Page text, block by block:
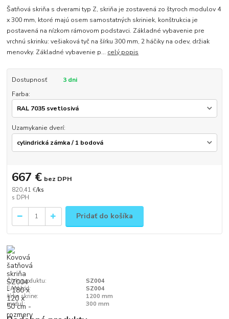
Šatňová skriňa s dverami typ Z, skriňa je zostavená zo štyroch modulov 4
x 300 mm, ktoré majú osem samostatných skriniek, konštrukcia je
postavená na nízkom rámovom podstavci. Základné vybavenie pre
vrchnú skrinku: vešiaková tyč na šírku 300 mm, 2 háčiky na odev, držiak
menovky. Základné vybavenie p... celý popis
Dostupnosť
3 dni
Farba:
Uzamykanie dverí:
820,41 €/ks
667 € bez DPH
Pridať do košíka
Číslo produktu:
SZ004
EAN kód:
SZ004
šírka skrine:
1200 mm
modul:
300 mm